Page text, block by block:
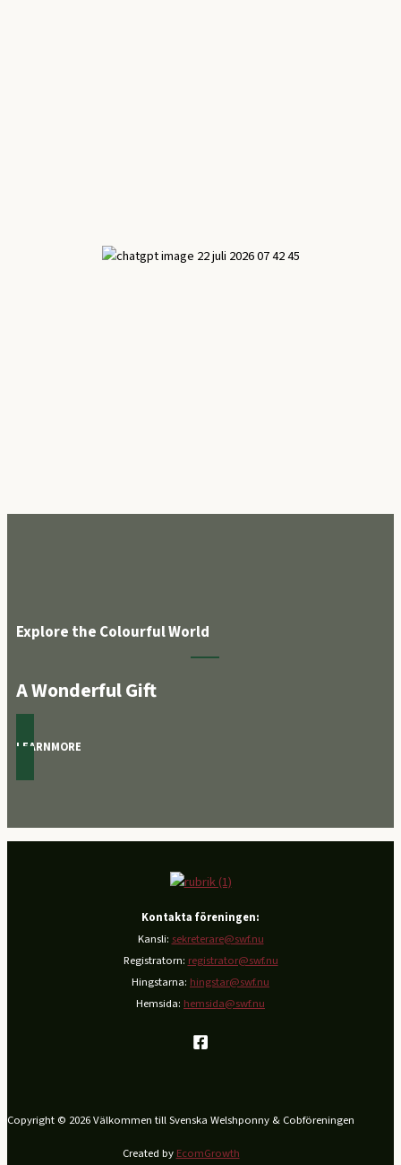
Explore the Colourful World
A Wonderful Gift
LEARNMORE
Kontakta föreningen:
Kansli: sekreterare@swf.nu
Registratorn: registrator@swf.nu
Hingstarna: hingstar@swf.nu
Hemsida: hemsida@swf.nu
Copyright © 2026 Välkommen till Svenska Welshponny & Cobföreningen
Created by EcomGrowth